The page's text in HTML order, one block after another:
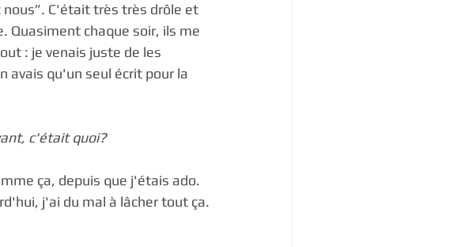
C'était très très drôle et
Quasiment chaque soir, ils me
: je venais juste de les
avais qu'un seul écrit pour la
c'était quoi?
ça, depuis que j'étais ado.
j'ai du mal à lâcher tout ça.